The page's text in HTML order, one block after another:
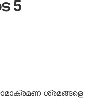
5
ശ്രമങ്ങളെ